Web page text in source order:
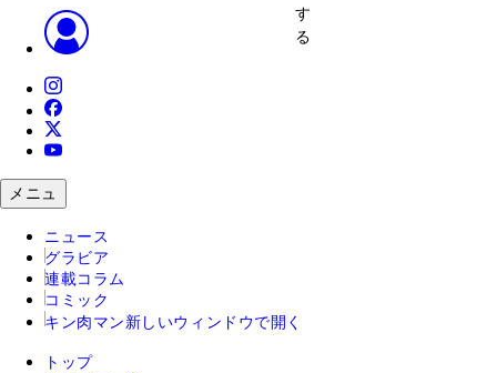
す
る
メニュ
ニュース
グラビア
連載コラム
コミック
キン肉マン 新しいウィンドウで開く
トップ